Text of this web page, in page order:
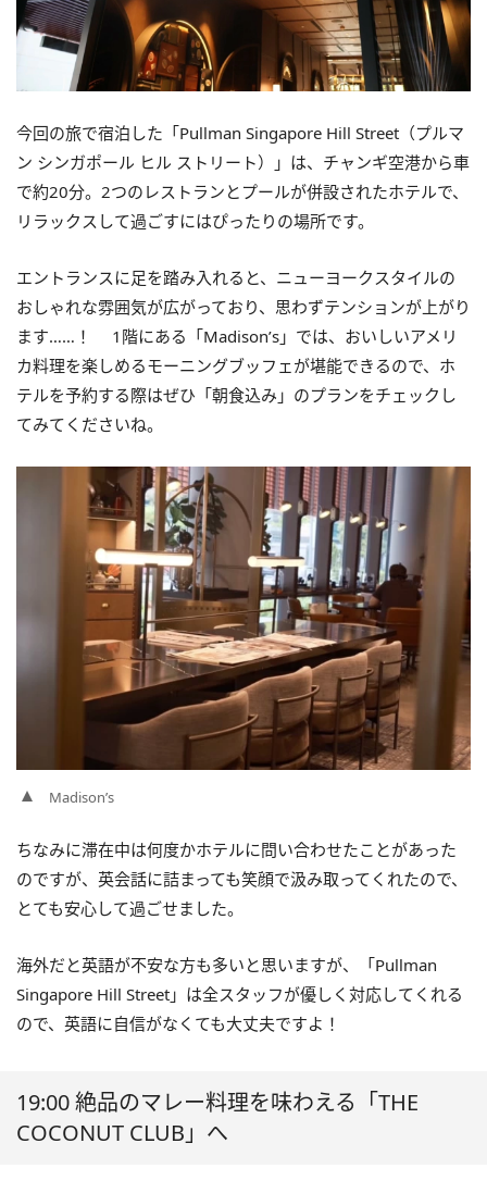
今回の旅で宿泊した「Pullman Singapore Hill Street（プルマ
ン シンガポール ヒル ストリート）」は、チャンギ空港から車
で約20分。2つのレストランとプールが併設されたホテルで、
リラックスして過ごすにはぴったりの場所です。
エントランスに足を踏み入れると、ニューヨークスタイルの
おしゃれな雰囲気が広がっており、思わずテンションが上がり
ます……！ 1階にある「Madison’s」では、おいしいアメリ
カ料理を楽しめるモーニングブッフェが堪能できるので、ホ
テルを予約する際はぜひ「朝食込み」のプランをチェックし
てみてくださいね。
Madison’s
ちなみに滞在中は何度かホテルに問い合わせたことがあった
のですが、英会話に詰まっても笑顔で汲み取ってくれたので、
とても安心して過ごせました。
海外だと英語が不安な方も多いと思いますが、「Pullman
Singapore Hill Street」は全スタッフが優しく対応してくれる
ので、英語に自信がなくても大丈夫ですよ！
19:00 絶品のマレー料理を味わえる「THE
COCONUT CLUB」へ